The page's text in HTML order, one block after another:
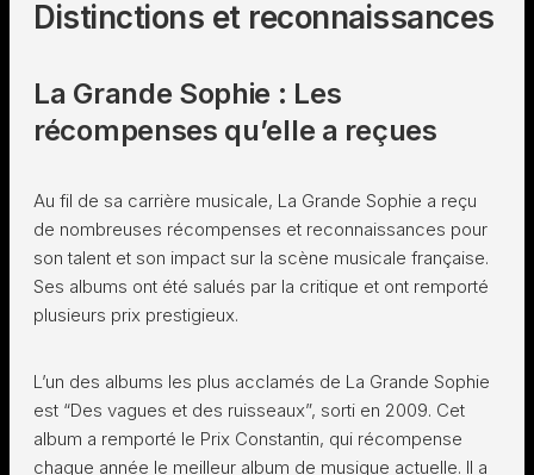
Distinctions et reconnaissances
La Grande Sophie : Les
récompenses qu’elle a reçues
Au fil de sa carrière musicale, La Grande Sophie a reçu
de nombreuses récompenses et reconnaissances pour
son talent et son impact sur la scène musicale française.
Ses albums ont été salués par la critique et ont remporté
plusieurs prix prestigieux.
L’un des albums les plus acclamés de La Grande Sophie
est “Des vagues et des ruisseaux”, sorti en 2009. Cet
album a remporté le Prix Constantin, qui récompense
chaque année le meilleur album de musique actuelle. Il a